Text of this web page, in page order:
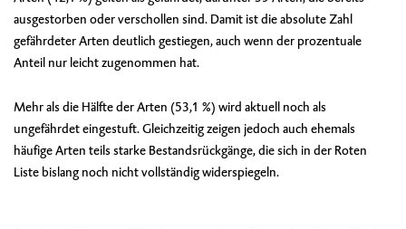
ausgestorben oder verschollen sind. Damit ist die absolute Zahl
gefährdeter Arten deutlich gestiegen, auch wenn der prozentuale
Anteil nur leicht zugenommen hat.
Mehr als die Hälfte der Arten (53,1 %) wird aktuell noch als
ungefährdet eingestuft. Gleichzeitig zeigen jedoch auch ehemals
häufige Arten teils starke Bestandsrückgänge, die sich in der Roten
Liste bislang noch nicht vollständig widerspiegeln.